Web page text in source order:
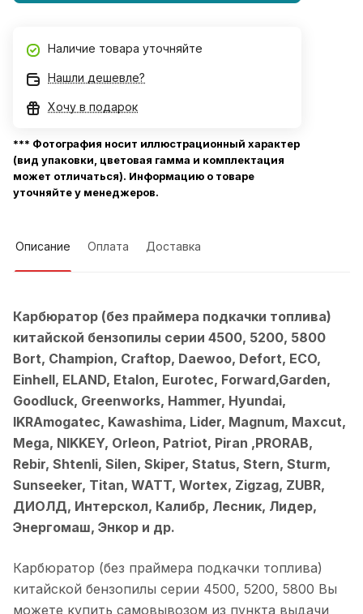
Наличие товара уточняйте
Нашли дешевле?
Хочу в подарок
*** Фотография носит иллюстрационный характер
(вид упаковки, цветовая гамма и комплектация
может отличаться). Информацию о товаре
уточняйте у менеджеров.
Описание Оплата Доставка
Карбюратор (без праймера подкачки топлива)
китайской бензопилы серии 4500, 5200, 5800
Bort, Champion, Craftop, Daewoo, Defort, ECO,
Einhell, ELAND, Etalon, Eurotec, Forward,Garden,
Goodluck, Greenworks, Hammer, Hyundai,
IKRAmogatec, Kawashima, Lider, Magnum, Maxcut,
Mega, NIKKEY, Orleon, Patriot, Piran ,PRORAB,
Rebir, Shtenli, Silen, Skiper, Status, Stern, Sturm,
Sunseeker, Titan, WATT, Wortex, Zigzag, ZUBR,
ДИОЛД, Интерскол, Калибр, Лесник, Лидер,
Энергомаш, Энкор и др.
Карбюратор (без праймера подкачки топлива)
китайской бензопилы серии 4500, 5200, 5800 Вы
можете купить самовывозом из пункта выдачи